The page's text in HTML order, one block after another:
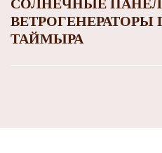
СОЛНЕЧНЫЕ
ВЕТРОГЕНЕРАТОРЫ
ТАЙМЫРА